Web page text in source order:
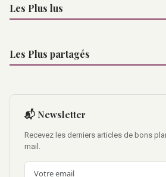
Les Plus lus
Les Plus partagés
📬 Newsletter
Recevez les derniers articles de bons
mail.